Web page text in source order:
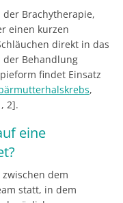
Brachytherapie,
einen kurzen
direkt in das
der Behandlung
findet Einsatz
,
2].
eine
dem
statt, in dem